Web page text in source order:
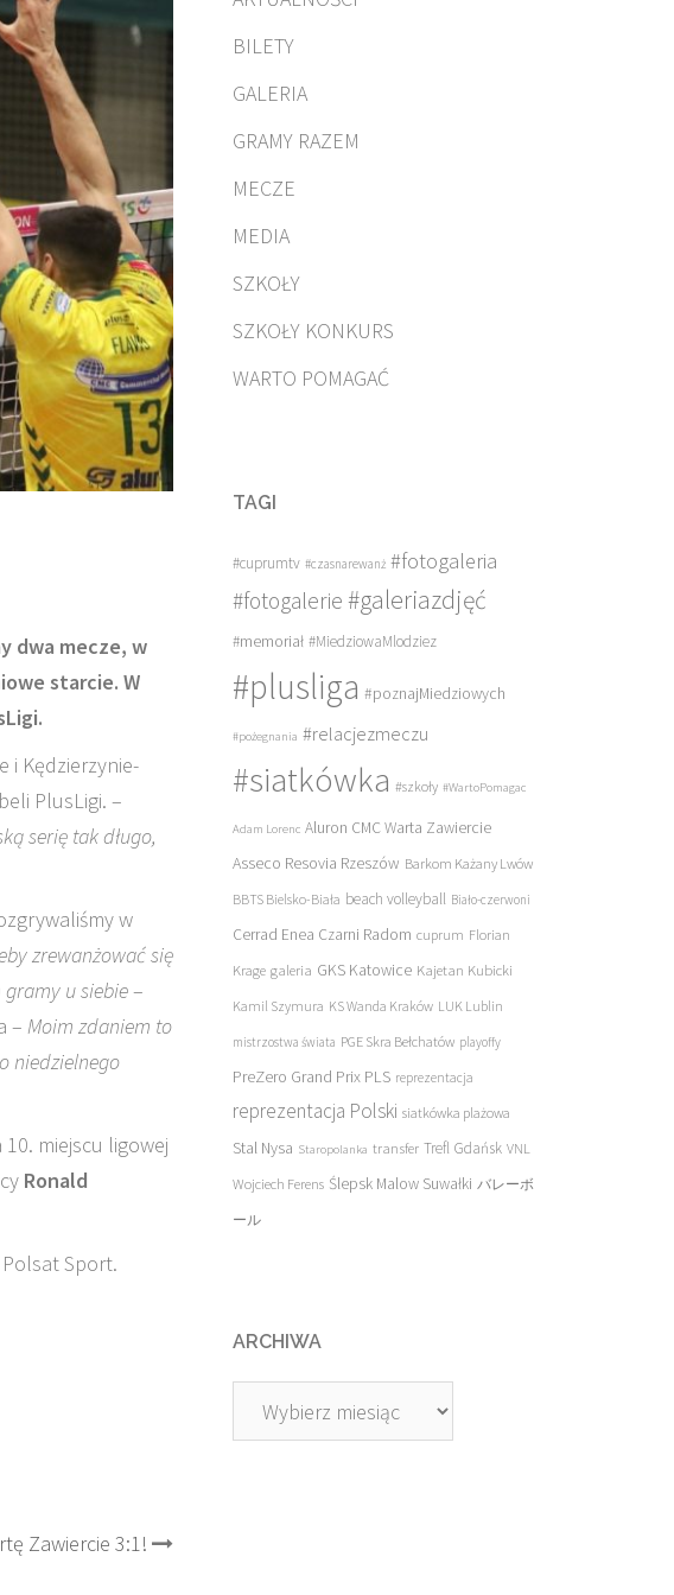
dwa mecze, w
starcie. W
i Kędzierzynie-
PlusLigi. –
serię tak długo,
w
zrewanżować się
gramy u siebie–
– Moim zdaniem to
niedzielnego
miejscu ligowej
Ronald
Sport.
Zawiercie 3:1!
BILETY
GALERIA
GRAMY RAZEM
MECZE
MEDIA
SZKOŁY
SZKOŁY KONKURS
WARTO POMAGAĆ
TAGI
#cuprumtv #czasnarewanż #fotogaleria
#fotogalerie #galeriazdjęć
#memoriał #MiedziowaMlodziez
#plusliga #poznajMiedziowych
#pożegnania #relacjezmeczu
#siatkówka #szkoły #WartoPomagac
Adam Lorenc Aluron CMC Warta Zawiercie
Asseco Resovia Rzeszów Barkom Każany Lwów
BBTS Bielsko-Biała beach volleyball Biało-czerwoni
Cerrad Enea Czarni Radom cuprum Florian
Krage galeria GKS Katowice Kajetan Kubicki
Kamil Szymura KS Wanda Kraków LUK Lublin
mistrzostwa świata PGE Skra Bełchatów playoffy
PreZero Grand Prix PLS reprezentacja
reprezentacja Polski siatkówka plażowa
Stal Nysa Staropolanka transfer Trefl Gdańsk VNL
Wojciech Ferens Ślepsk Malow Suwałki バレーボ
ール
ARCHIWA
Archiwa